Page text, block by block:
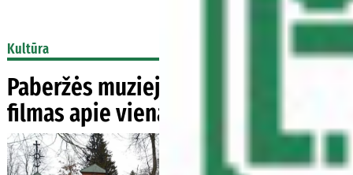
Kultūra
Paberžės muziejuje filmuotas
filmas apie vieną iš sukilimo vadų